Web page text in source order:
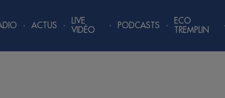
ACTUS
LIVE
VIDÉO
PODCASTS
ECO
TREMPLIN